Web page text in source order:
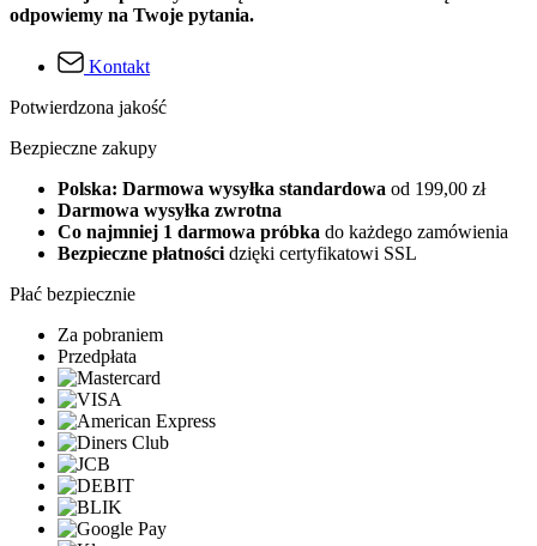
odpowiemy na Twoje pytania.
Kontakt
Potwierdzona jakość
Bezpieczne zakupy
Polska: Darmowa wysyłka standardowa od 199,00 zł
Darmowa wysyłka zwrotna
Co najmniej 1 darmowa próbka do każdego zamówienia
Bezpieczne płatności dzięki certyfikatowi SSL
Płać bezpiecznie
Za pobraniem
Przedpłata